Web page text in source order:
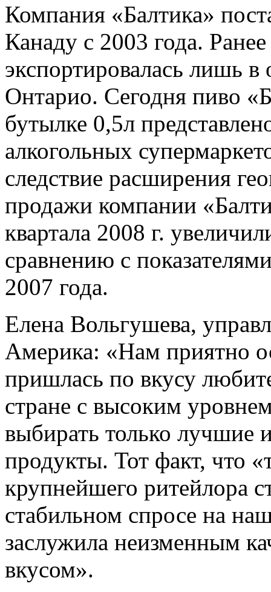
Компания «Балтика»
Канаду с 2003 года.
экспортировалась лишь
Онтарио. Сегодня пиво
бутылке 0,5л
алкогольных
следствие расширения
продажи компании
квартала 2008 г.
сравнению с
2007 года.
Елена Вольгушева,
Америка: «Нам приятно
пришлась по вкусу
стране с высоким
выбирать только лучшие
продукты. Тот факт, что
крупнейшего ритейлора
стабильном спросе на
заслужила неизменным
вкусом».